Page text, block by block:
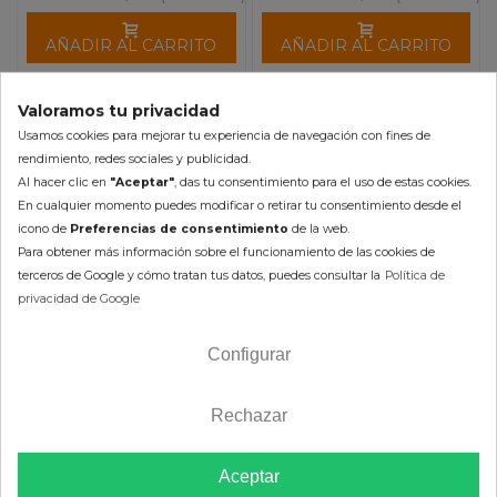
AÑADIR AL CARRITO AÑADIR AL CARRITO
-10%
Cremallera de dirección
Commander Varios 1196
Cremallera de dirección
Valoramos tu privacidad
Usamos cookies para mejorar tu experiencia de navegación con fines de
rendimiento, redes sociales y publicidad.
Al hacer clic en "Aceptar" , das tu consentimiento para el uso de estas cookies.
En cualquier momento puedes modificar o retirar tu consentimiento desde el
icono de Preferencias de consentimiento de la web.
Para obtener más información sobre el funcionamiento de las cookies de
terceros de Google y cómo tratan tus datos, puedes consultar la Política de
privacidad de Google
Configurar
Rechazar
Aceptar